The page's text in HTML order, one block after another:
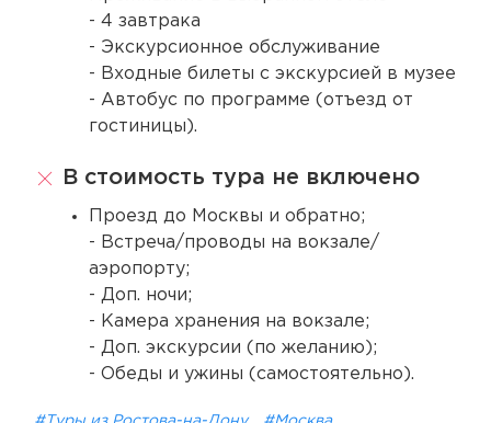
- 4 завтрака
- Экскурсионное обслуживание
- Входные билеты с экскурсией в музее
- Автобус по программе (отъезд от
гостиницы).
В стоимость тура не включено
Проезд до Москвы и обратно;
- Встреча/проводы на вокзале/
аэропорту;
- Доп. ночи;
- Камера хранения на вокзале;
- Доп. экскурсии (по желанию);
- Обеды и ужины (самостоятельно).